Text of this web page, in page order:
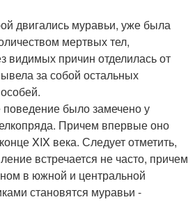
двигались муравьи, уже была
мертвых тел,
видимых причин отделилась от
за собой остальных
поведение было замечено у
Причем впервые оно
XIX века. Следует отметить,
встречается не часто, причем
в южной и центральной
становятся муравьи -